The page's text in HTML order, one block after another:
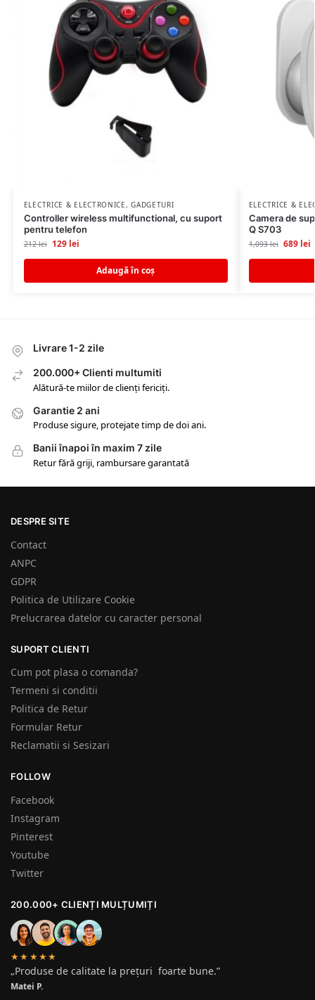
ELECTRICE & ELECTRONICE,GADGETURI
Controller wireless multifunctional, cu suport
pentru telefon
212lei 129 lei
Adaugă în coș
ELECTRICE &
Camera de
Q S703
1,093lei 689 lei
Livrare 1-2 zile
200.000+ Clienti multumiti
Alătură-te miilor de clienți fericiți.
Garantie 2 ani
Produse sigure, protejate timp de doi ani.
Banii înapoi în maxim 7 zile
Retur fără griji, rambursare garantată
DESPRE SITE
Contact
ANPC
GDPR
Politica de Utilizare Cookie
Prelucrarea datelor cu caracter personal
SUPORT CLIENTI
Cum pot plasa o comanda?
Termeni si conditii
Politica de Retur
Formular Retur
Reclamatii si Sesizari
FOLLOW
Facebook
Instagram
Pinterest
Youtube
Twitter
200.000+ CLIENȚI MULȚUMIȚI
★★★★★
„Produse de calitate la prețuri foarte bune.”
Matei P.